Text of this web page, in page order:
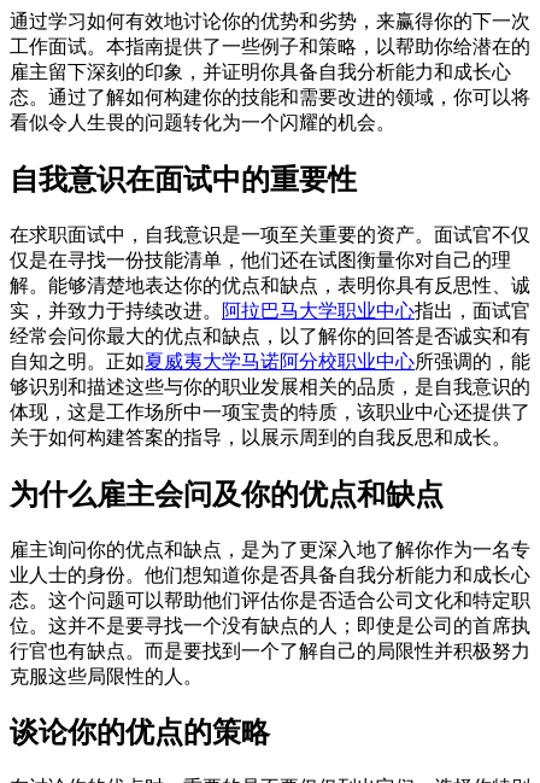
通过学习如何有效地讨论你的优势和劣势，来赢得你的下一次
工作面试。本指南提供了一些例子和策略，以帮助你给潜在的
雇主留下深刻的印象，并证明你具备自我分析能力和成长心
态。通过了解如何构建你的技能和需要改进的领域，你可以将
看似令人生畏的问题转化为一个闪耀的机会。
自我意识在面试中的重要性
在求职面试中，自我意识是一项至关重要的资产。面试官不仅
仅是在寻找一份技能清单，他们还在试图衡量你对自己的理
解。能够清楚地表达你的优点和缺点，表明你具有反思性、诚
实，并致力于持续改进。
阿拉巴马大学职业中心指出，面试官
经常会问你最大的优点和缺点，以了解你的回答是否诚实和有
自知之明。正如夏威夷大学马诺阿分校职业中心所强调的，能
够识别和描述这些与你的职业发展相关的品质，是自我意识的
体现，这是工作场所中一项宝贵的特质，该职业中心还提供了
关于如何构建答案的指导，以展示周到的自我反思和成长。
为什么雇主会问及你的优点和缺点
雇主询问你的优点和缺点，是为了更深入地了解你作为一名专
业人士的身份。他们想知道你是否具备自我分析能力和成长心
态。这个问题可以帮助他们评估你是否适合公司文化和特定职
位。这并不是要寻找一个没有缺点的人；即使是公司的首席执
行官也有缺点。而是要找到一个了解自己的局限性并积极努力
克服这些局限性的人。
谈论你的优点的策略